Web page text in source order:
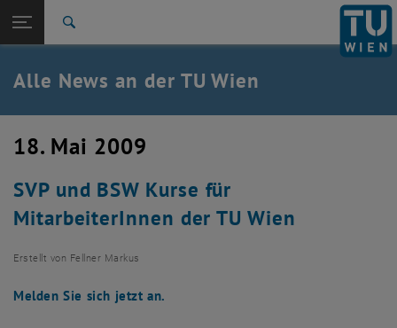
TU Login
Quicklinks
Quicklinks-Menü umschalten
Studium
Karriere
Zurück: Subseiten von TU Wien Startseite auflisten
Zurück zur letzten Ebene:
TU Wien Startseite
Übersicht
Alle News an der TU Wien
18. Mai 2009
SVP und BSW Kurse für
MitarbeiterInnen der TU Wien
Erstellt von Fellner Markus
Melden Sie sich jetzt an.